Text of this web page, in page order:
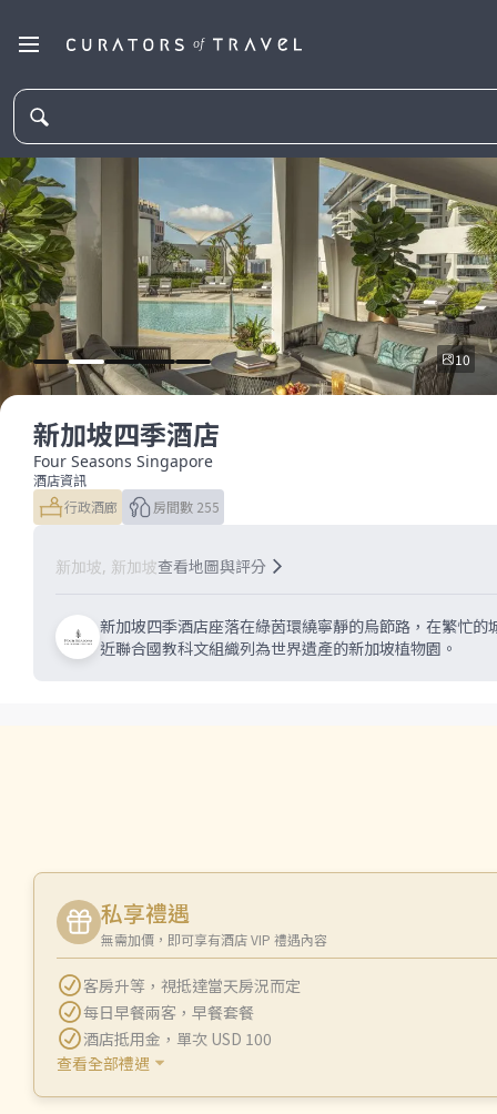
10
新加坡四季酒店
Four Seasons Singapore
酒店資訊
行政酒廊
房間數 255
新加坡, 新加坡查看地圖與評分
新加坡四季酒店座落在綠茵環繞寧靜的烏節路，在繁忙
近聯合國教科文組織列為世界遺產的新加坡植物園。
私享禮遇
無需加價，即可享有酒店 VIP 禮遇內容
客房升等 ， 視抵達當天房況而定
每日早餐兩客 ， 早餐套餐
酒店抵用金 ， 單次 USD 100
查看全部禮遇